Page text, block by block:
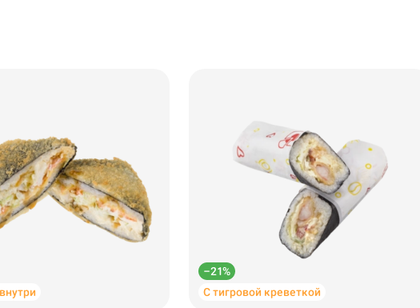
–21%
С тигровой креветкой
Самовывоз
13 ·